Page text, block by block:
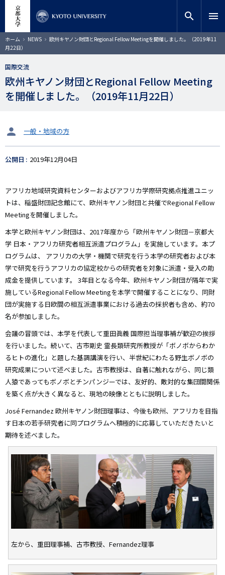
コ
ン
テ
ン
ツ
に
移
サイト内検索
検索
search menu
ホーム NEWS
欧州キヤノン財団とRegional Fellow Meetingを開催しました。（2019年11
月22日）
国際交流
欧州キヤノン財団とRegional Fellow Meeting
を開催しました。（2019年11月22日）
タ
ッ
一般・地域の方
公開日 2019年12月04日
アフリカ地域研究資料センターおよびアフリカ学際研究拠点推進ユニッ
トは、稲盛財団記念館にて、欧州キヤノン財団と共催でRegional Fellow
Meetingを開催しました。
本学と欧州キヤノン財団は、2017年度から「欧州キヤノン財団－京都大
学 日本・アフリカ研究者相互派遣プログラム」を実施しています。本プ
ログラムは、 アフリカの大学・機関で研究を行う本学の研究者および本
学で研究を行うアフリカの協定校からの研究者を対象に派遣・受入の助
成金を提供しています。 3年目となる今年、欧州キヤノン財団が隔年で実
施しているRegional Fellow Meetingを本学で開催することになり、同財
団が実施する日欧間の相互派遣事業における過去の採択者も含め、約70
名が参加しました。
会議の冒頭では、本学を代表して重田眞義 国際担当理事補が歓迎の挨拶
を行いました。続いて、古市剛史 霊長類研究所教授が「ボノボからわか
るヒトの進化」と題した基調講演を行い、半世紀にわたる野生ボノボの
研究成果について述べました。古市教授は、自著に触れながら、同じ類
人猿であってもボノボとチンパンジーでは、友好的、敵対的な集団間関係
を築く点が大きく異なると、現地の映像とともに説明しました。
José Fernandez 欧州キヤノン財団理事は、今後も欧州、アフリカを目指
す日本の若手研究者に同プログラムへ積極的に応募していただきたいと
期待を述べました。
左から、重田理事補、古市教授、Fernandez理事